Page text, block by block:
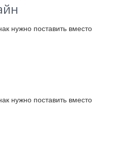
нужно поставить вместо
нужно поставить вместо